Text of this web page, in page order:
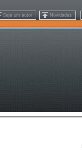
Seja um autor Novidades